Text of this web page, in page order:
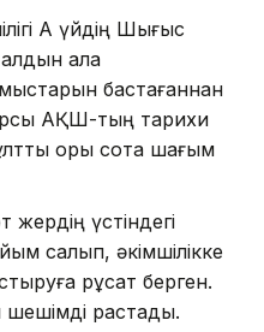
Ақ үйдің Шығыс
алдын ала
бастағаннан
АҚШ-тың тарихи
қоры сотқа шағым
жердің үстіндегі
салып, әкімшілікке
рұқсат берген.
шешімді растады.